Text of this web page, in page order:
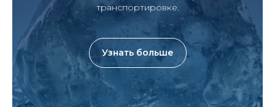
транспортировке.
Узнать больше